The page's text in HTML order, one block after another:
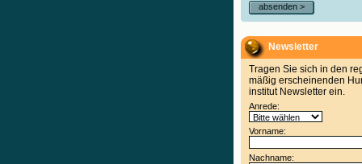
absenden >
Newsletter
Tragen Sie sich in den
mäßig erscheinenden
institut Newsletter ein.
Anrede:
Vorname:
Nachname: